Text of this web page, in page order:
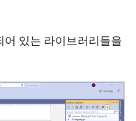
있는 라이브러리들을